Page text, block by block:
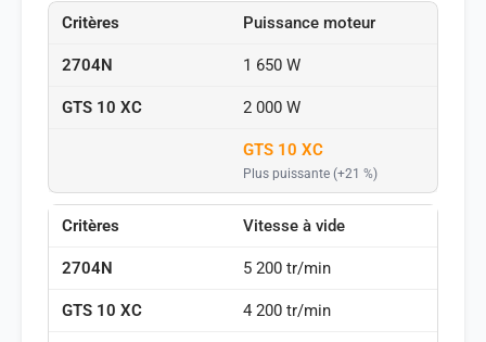
Puissance moteur
1 650 W
2 000 W
GTS 10 XC
Plus puissante (+21 %)
Vitesse à vide
5 200 tr/min
4 200 tr/min